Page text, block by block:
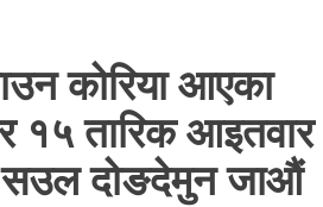
कोरिया आएका
१५ तारिक आइतवार
दोङदेमुन जाऔं